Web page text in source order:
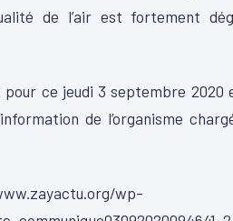
de l’air est fortement
pour ce jeudi 3 septembre
de l’organisme
wp-